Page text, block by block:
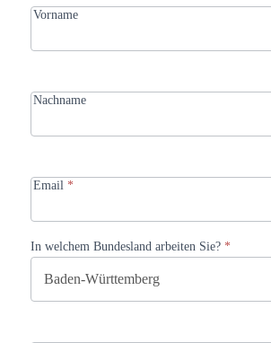
Vorname
Nachname
Email *
In welchem Bundesland arbeiten Sie? *